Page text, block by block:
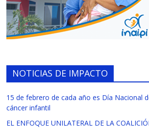
NOTICIAS DE IMPACTO
15 de febrero de cada año es Día Nacional
cáncer infantil
EL ENFOQUE UNILATERAL DE LA